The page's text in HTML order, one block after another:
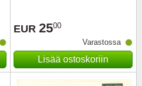
EUR 2500
Varastossa
Lisää ostoskoriin